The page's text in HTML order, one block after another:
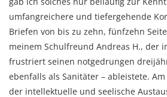
umfangreichere und tiefergehende
Briefen von bis zu zehn, fünfzehn
meinem Schulfreund Andreas H., der
frustriert seinen not­gedrun­gen
ebenfalls als Sani­täter – ableistete.
der intellektuelle und seelische